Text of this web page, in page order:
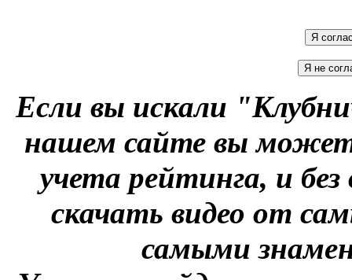
Если вы искали
нашем сайте вы
учета рейтинга, и
скачать видео от
самыми